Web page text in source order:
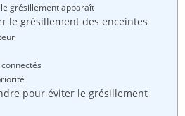
grésillement apparaît
le grésillement des enceintes
pour éviter le grésillement